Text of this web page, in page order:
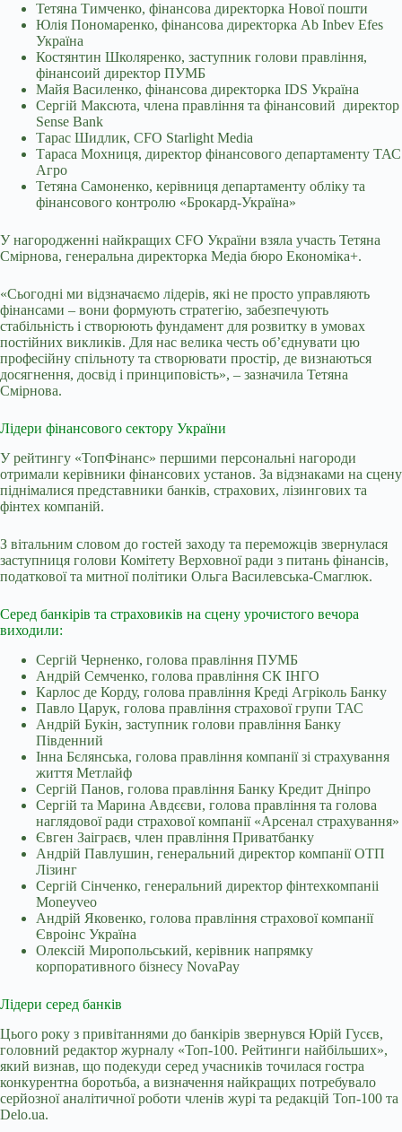
Тетяна Тимченко, фінансова директорка Нової пошти
Юлія Пономаренко, фінансова директорка Ab Inbev Efes
Україна
Костянтин Школяренко, заступник голови правління,
фінансоий директор ПУМБ
Майя Василенко, фінансова директорка IDS Україна
Сергій Максюта, члена правління та фінансовий директор
Sense Bank
Тарас Шидлик, CFO Starlight Media
Тараса Мохниця, директор фінансового департаменту ТАС
Агро
Тетяна Самоненко, керівниця департаменту обліку та
фінансового контролю «Брокард-Україна»
У нагородженні найкращих CFO України взяла участь Тетяна
Смірнова, генеральна директорка Медіа бюро Економіка+.
«Сьогодні ми відзначаємо лідерів, які не просто управляють
фінансами – вони формують стратегію, забезпечують
стабільність і створюють фундамент для розвитку в умовах
постійних викликів. Для нас велика честь об’єднувати цю
професійну спільноту та створювати простір, де визнаються
досягнення, досвід і принциповість», – зазначила Тетяна
Смірнова.
Лідери фінансового сектору України
У рейтингу «ТопФінанс» першими персональні нагороди
отримали керівники фінансових установ. За відзнаками на сцену
піднімалися представники банків, страхових, лізингових та
фінтех компаній.
З вітальним словом до гостей заходу та переможців звернулася
заступниця голови Комітету Верховної ради з питань фінансів,
податкової та митної політики Ольга Василевська-Смаглюк.
Серед банкірів та страховиків на сцену урочистого вечора
виходили:
Сергій Черненко, голова правління ПУМБ
Андрій Семченко, голова правління СК ІНГО
Карлос де Корду, голова правління Креді Агріколь Банку
Павло Царук, голова правління страхової групи ТАС
Андрій Букін, заступник голови правління Банку
Південний
Інна Бєлянська, голова правління компанії зі страхування
життя Метлайф
Сергій Панов, голова правління Банку Кредит Дніпро
Сергій та Марина Авдєєви, голова правління та голова
наглядової ради страхової компанії «Арсенал страхування»
Євген Заіграєв, член правління Приватбанку
Андрій Павлушин, генеральний директор компанії ОТП
Лізинг
Сергій Сінченко, генеральний директор фінтехкомпаніі
Moneyveo
Андрій Яковенко, голова правління страхової компанії
Євроінс Україна
Олексій Миропольський, керівник напрямку
корпоративного бізнесу NovaPay
Лідери серед банків
Цього року з привітаннями до банкірів звернувся Юрій Гусєв,
головний редактор журналу «Топ-100. Рейтинги найбільших»,
який визнав, що подекуди серед учасників точилася гостра
конкурентна боротьба, а визначення найкращих потребувало
серйозної аналітичної роботи членів журі та редакцій Топ-100 та
Delo.ua.